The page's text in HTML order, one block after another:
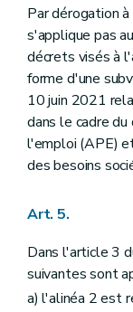
Par dérogation
s'applique pas
décrets visés à
forme d'une
10 juin 2021
dans le cadre
l'emploi (APE)
des besoins
Art. 5.
Dans l'article 3
suivantes sont
a) l'alinéa 2 est